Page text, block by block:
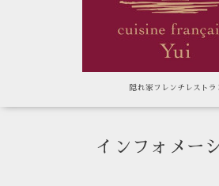
隠れ家フレンチレストラ
インフォメー